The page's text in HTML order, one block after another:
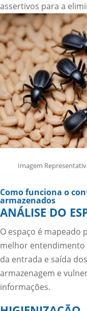
assertivos para a
Imagem
Como funciona o
armazenados
ANÁLISE DO
O espaço é mapeado
melhor entendimento
da entrada e saída
armazenagem e
informações.